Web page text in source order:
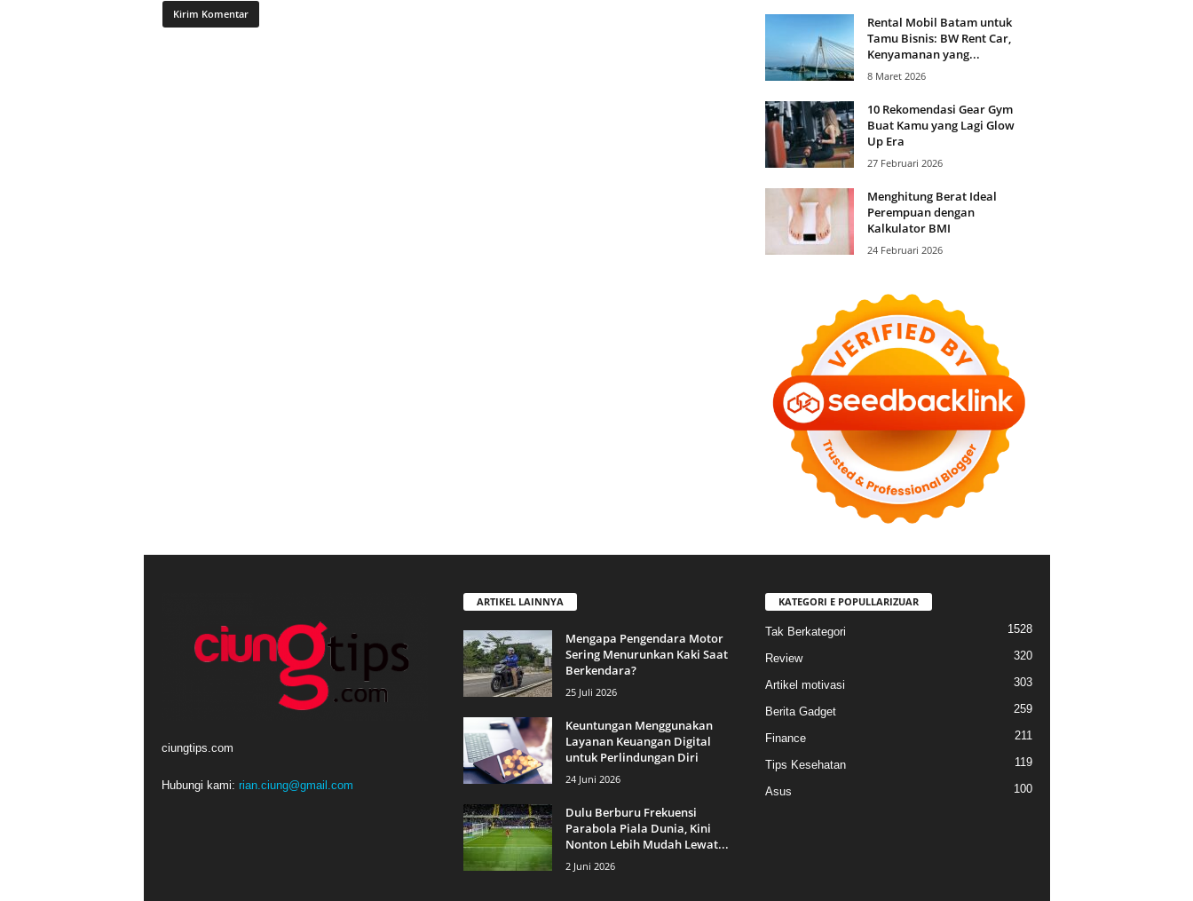
Rental Mobil Batam untuk
Tamu Bisnis: BW Rent Car,
Kenyamanan yang...
8 Maret 2026
10 Rekomendasi Gear Gym
Buat Kamu yang Lagi Glow
Up Era
27 Februari 2026
Menghitung Berat Ideal
Perempuan dengan
Kalkulator BMI
24 Februari 2026
ciungtips.com
Hubungi kami: rian.ciung@gmail.com
ARTIKEL LAINNYA
Mengapa Pengendara Motor
Sering Menurunkan Kaki Saat
Berkendara?
25 Juli 2026
Keuntungan Menggunakan
Layanan Keuangan Digital
untuk Perlindungan Diri
24 Juni 2026
Dulu Berburu Frekuensi
Parabola Piala Dunia, Kini
Nonton Lebih Mudah Lewat...
2 Juni 2026
KATEGORI E POPULLARIZUAR
Tak Berkategori 1528
Review 320
Artikel motivasi 303
Berita Gadget 259
Finance 211
Tips Kesehatan 119
Asus 100